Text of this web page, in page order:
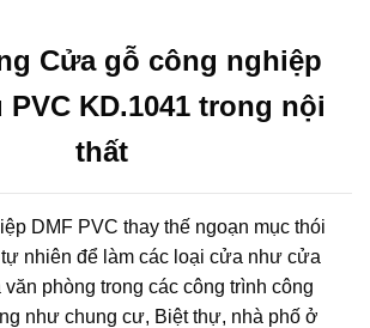
Cửa gỗ công nghiệp
PVC KD.1041 trong nội
thất
DMF PVC thay thế ngoạn mục thói
nhiên để làm các loại cửa như cửa
phòng trong các công trình công
như chung cư, Biệt thự, nhà phố ở